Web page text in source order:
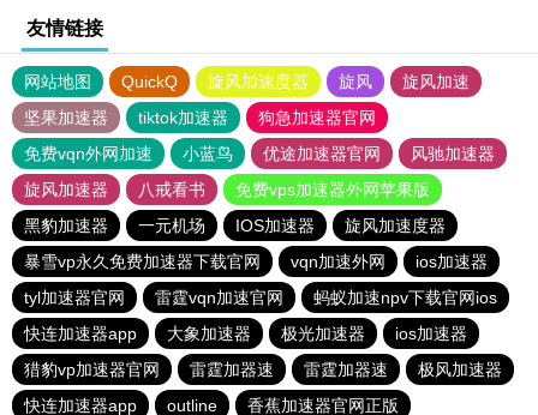
友情链接
网站地图 QuickQ 旋风加速度器 旋风
旋风加速
坚果加速器
tiktok加速器
狗急加速器官网
免费vqn外网加速
小蓝鸟 优途加速器官网
风驰加速器
旋风加速器
八戒看书
免费vps加速器外网苹果版
黑豹加速器
一元机场 IOS加速器
旋风加速度器
暴雪vp永久免费加速器下载官网
vqn加速外网
ios加速器
tyl加速器官网
雷霆vqn加速官网
蚂蚁加速npv下载官网ios
快连加速器app
大象加速器 极光加速器
ios加速器
猎豹vp加速器官网
雷霆加器速 雷霆加器速
极风加速器
快连加速器app
outline 香蕉加速器官网正版